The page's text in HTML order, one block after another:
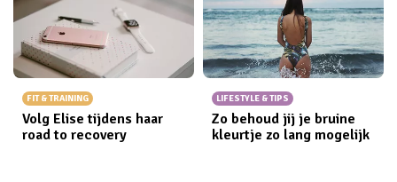
FIT & TRAINING
Volg Elise tijdens haar
road to recovery
LIFESTYLE & TIPS
Zo behoud jij je bruine
kleurtje zo lang mogelijk